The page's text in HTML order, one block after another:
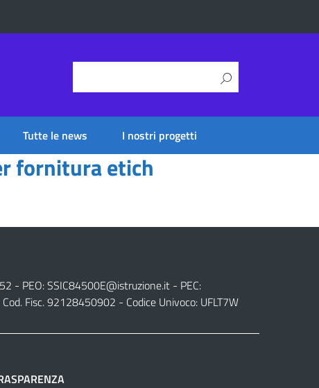
Tutte le news I nostri progetti
fornitura etich
- PEO:SSIC84500E@istruzione.it- PEC:
Fisc. 92128450902 - Codice Univoco: UFLT7W